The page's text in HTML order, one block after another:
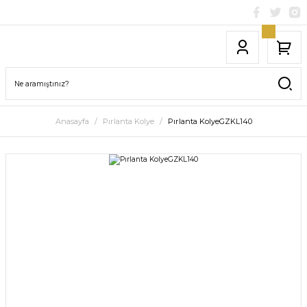
Anasayfa Pırlanta Kolye Pırlanta KolyeGZKL140